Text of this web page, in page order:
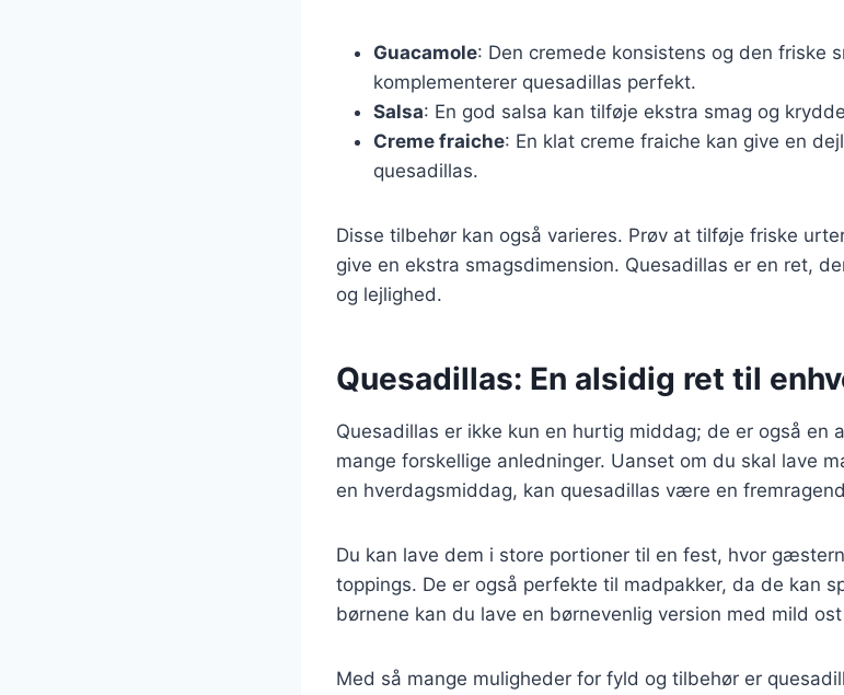
Guacamole: Den cremede konsistens og den friske
komplementerer quesadillas perfekt.
Salsa: En god salsa kan tilføje ekstra smag og
Creme fraiche: En klat creme fraiche kan give en
quesadillas.
Disse tilbehør kan også varieres. Prøv at tilføje friske
give en ekstra smagsdimension. Quesadillas er en ret,
og lejlighed.
Quesadillas: En alsidig ret til
Quesadillas er ikke kun en hurtig middag; de er også en
mange forskellige anledninger. Uanset om du skal lave
en hverdagsmiddag, kan quesadillas være en
Du kan lave dem i store portioner til en fest, hvor
toppings. De er også perfekte til madpakker, da de kan
børnene kan du lave en børnevenlig version med mild
Med så mange muligheder for fyld og tilbehør er